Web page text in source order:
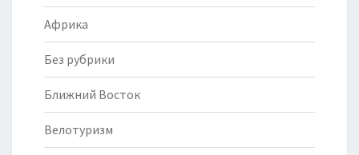
Африка
Без рубрики
Ближний Восток
Велотуризм